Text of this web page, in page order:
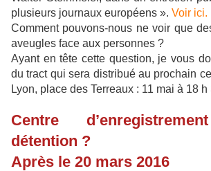
plusieurs journaux européens ». Voir ici.
Comment pouvons-nous ne voir que
aveugles face aux personnes ?
Ayant en tête cette question, je vous
du tract qui sera distribué au prochain
Lyon, place des Terreaux : 11 mai à 18 h
Centre
détention ?
Après le 20 mars 2016